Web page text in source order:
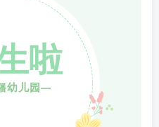
啦
幼儿园—